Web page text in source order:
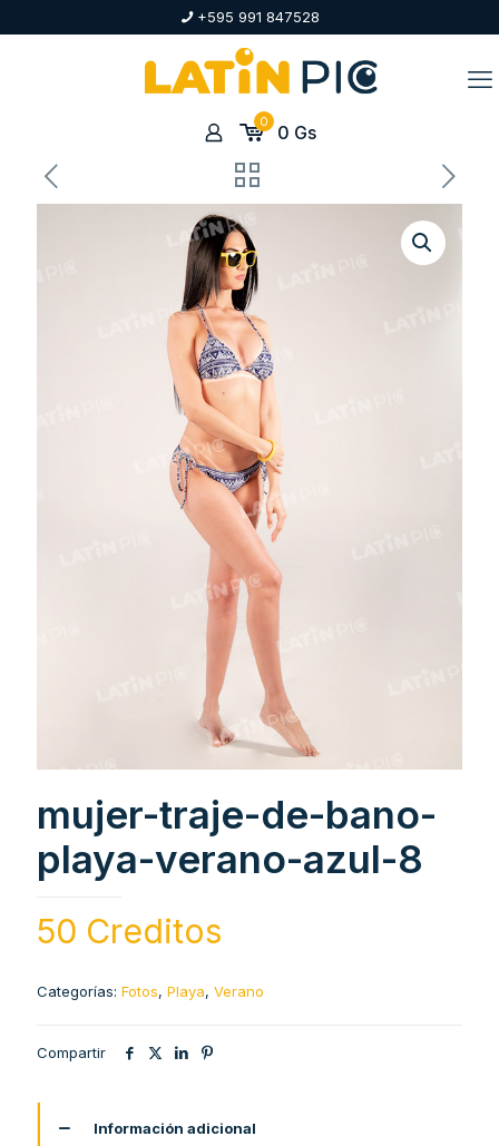
+595 991 847528
0 0 Gs
mujer-traje-de-bano-
playa-verano-azul-8
50 Creditos
Categorías: Fotos, Playa, Verano
Compartir
Información adicional